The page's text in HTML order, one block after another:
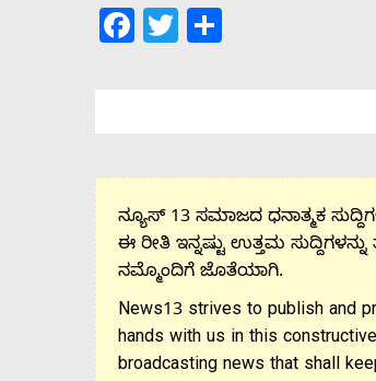
Facebook
Twitter
ನ್ಯೂಸ್ 13 ಸಮಾಜದ ಧನಾತ್ಮಕ
ಈ ರೀತಿ ಇನ್ನಷ್ಟು ಉತ್ತಮ
ನಮ್ಮೊಂದಿಗೆ ಜೊತೆಯಾಗಿ.
News13 strives to publish and
hands with us in this
broadcasting news that shall